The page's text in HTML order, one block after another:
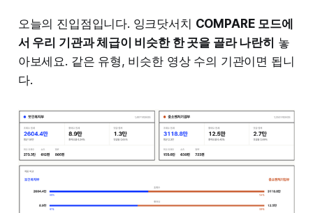
오늘의 진입점입니다. 잉크닷서치 COMPARE 모드에
서 우리 기관과 체급이 비슷한 한 곳을 골라 나란히 놓
아보세요. 같은 유형, 비슷한 영상 수의 기관이면 됩니
다.